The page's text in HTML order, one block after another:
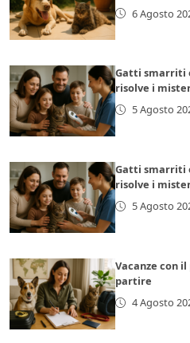
6 Agosto
Gatti smarriti
risolve i
5 Agosto
Gatti smarriti
risolve i
5 Agosto
Vacanze con
partire
4 Agosto